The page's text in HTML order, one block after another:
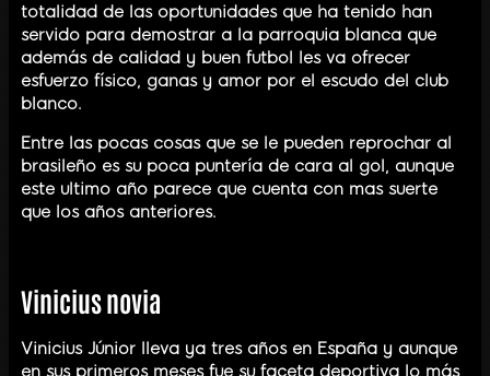
totalidad de las oportunidades que ha tenido han
servido para demostrar a la parroquia blanca que
además de calidad y buen futbol les va ofrecer
esfuerzo físico, ganas y amor por el escudo del club
blanco.
Entre las pocas cosas que se le pueden reprochar al
brasileño es su poca puntería de cara al gol, aunque
este ultimo año parece que cuenta con mas suerte
que los años anteriores.
Vinicius novia
Vinicius Júnior lleva ya tres años en España y aunque
en sus primeros meses fue su faceta deportiva lo más